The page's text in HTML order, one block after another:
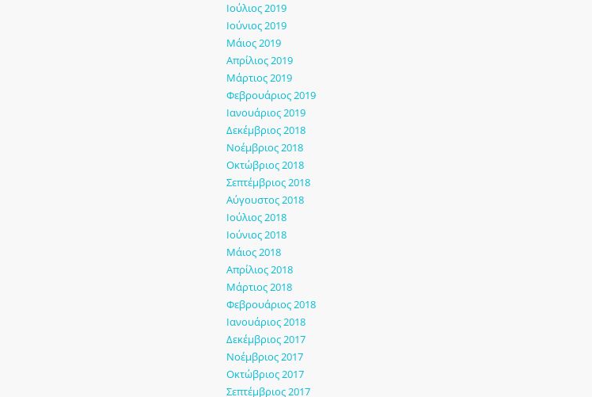
Ιούλιος 2019
Ιούνιος 2019
Μάιος 2019
Απρίλιος 2019
Μάρτιος 2019
Φεβρουάριος 2019
Ιανουάριος 2019
Δεκέμβριος 2018
Νοέμβριος 2018
Οκτώβριος 2018
Σεπτέμβριος 2018
Αύγουστος 2018
Ιούλιος 2018
Ιούνιος 2018
Μάιος 2018
Απρίλιος 2018
Μάρτιος 2018
Φεβρουάριος 2018
Ιανουάριος 2018
Δεκέμβριος 2017
Νοέμβριος 2017
Οκτώβριος 2017
Σεπτέμβριος 2017